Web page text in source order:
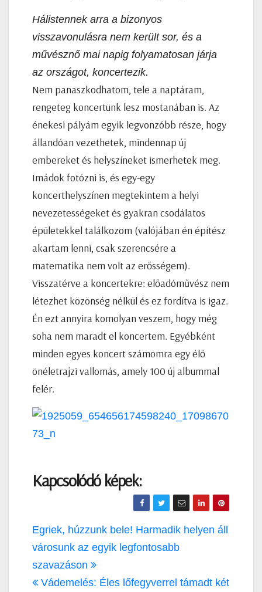
Hálistennek arra a bizonyos
visszavonulásra nem került sor, és a
művésznő mai napig folyamatosan járja
az országot, koncertezik.
Nem panaszkodhatom, tele a naptáram,
rengeteg koncertünk lesz mostanában is. Az
énekesi pályám egyik legvonzóbb része, hogy
állandóan vezethetek, mindennap új
embereket és helyszíneket ismerhetek meg.
Imádok fotózni is, és egy-egy
koncerthelyszínen megtekintem a helyi
nevezetességeket és gyakran csodálatos
épületekkel találkozom (valójában én építész
akartam lenni, csak szerencsére a
matematika nem volt az erősségem).
Visszatérve a koncertekre: előadóművész nem
létezhet közönség nélkül és ez fordítva is igaz.
Én ezt annyira komolyan veszem, hogy még
soha nem maradt el koncertem. Egyébként
minden egyes koncert számomra egy élő
önéletrajzi vallomás, amely 100 új albummal
felér.
Kapcsolódó képek:
Bejegyzés
navigáció
Egriek, húzzunk bele! Harmadik helyen áll
városunk az egyik legfontosabb
szavazáson
Vádemelés: Éles lőfegyverrel támadt két